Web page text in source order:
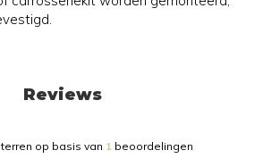
Reviews
op basis van 1 beoordelingen